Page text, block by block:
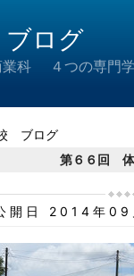
ログ
４つの専門学
ブログ
第６６回
開日 2014年